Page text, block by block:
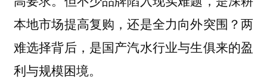
本地市场提高复购，还是全力向外突围？两
难选择背后，是国产汽水行业与生俱来的盈
利与规模困境。